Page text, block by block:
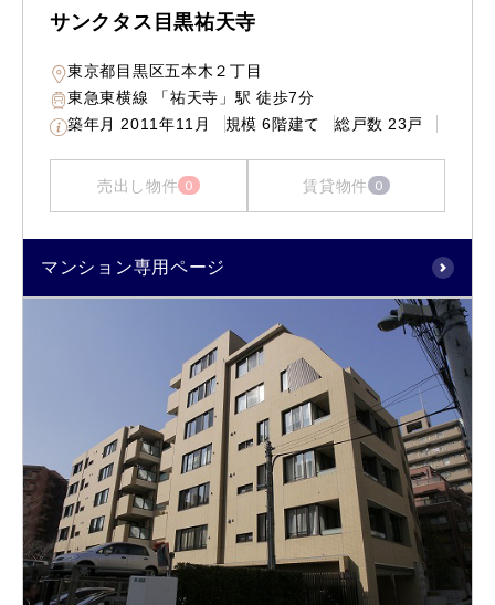
サンクタス目黒祐天寺
東京都目黒区五本木２丁目
東急東横線 「祐天寺」駅 徒歩7分
築年月 2011年11月 規模 6階建て 総戸数 23戸
売出し物件 0 賃貸物件 0
マンション専用ページ